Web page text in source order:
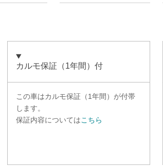
カルモ保証（1年間）付
この車はカルモ保証（1年間） が付帯
します。
保証内容についてはこちら